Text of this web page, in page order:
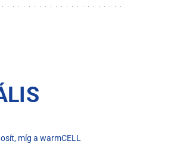
míg a warmCELL